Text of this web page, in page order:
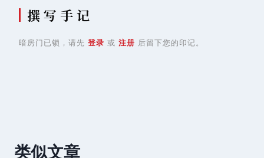
撰 写 手 记
暗房门已锁，请先 登录 或 注册 后留下您的印记。
类似文章